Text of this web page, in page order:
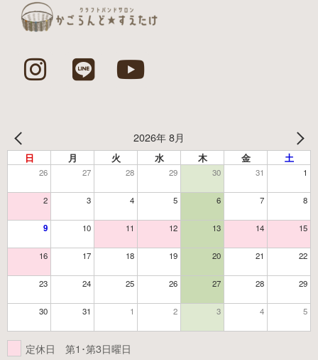
2026年 8月
日 月 火 水 木 金 土
26 27 28 29 30 31 1
2 3 4 5 6 7 8
9 10 11 12 13 14 15
16 17 18 19 20 21 22
23 24 25 26 27 28 29
30 31 1 2 3 4 5
定休日 第1･第3日曜日